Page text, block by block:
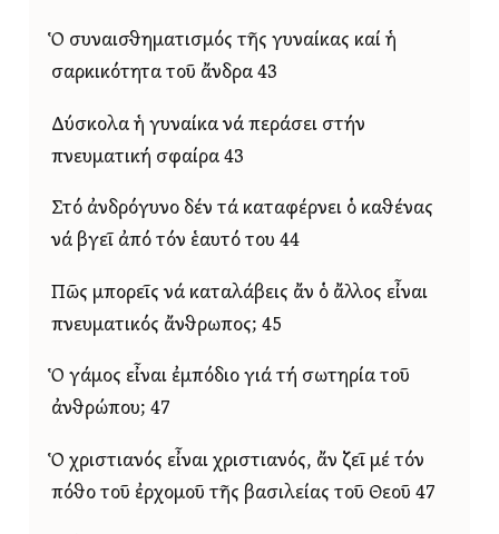
Ὁ συναισθηματισμός τῆς γυναίκας καί ἡ
σαρκικότητα τοῦ ἄνδρα 43
Δύσκολα ἡ γυναίκα νά περάσει στήν
πνευματική σφαίρα 43
Στό ἀνδρόγυνο δέν τά καταφέρνει ὁ καθένας
νά βγεῖ ἀπό τόν ἑαυτό του 44
Πῶς μπορεῖς νά καταλάβεις ἄν ὁ ἄλλος εἶναι
πνευματικός ἄνθρωπος; 45
Ὁ γάμος εἶναι ἐμπόδιο γιά τή σωτηρία τοῦ
ἀνθρώπου; 47
Ὁ χριστιανός εἶναι χριστιανός, ἄν ζεῖ μέ τόν
πόθο τοῦ ἐρχομοῦ τῆς βασιλείας τοῦ Θεοῦ 47